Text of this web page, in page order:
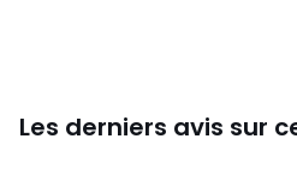
Les derniers avis sur